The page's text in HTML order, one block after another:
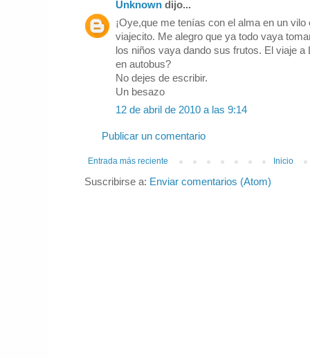
Unknown dijo...
¡Oye,que me tenías con el alma en un
viajecito. Me alegro que ya todo vaya
los niños vaya dando sus frutos. El viaje
en autobus?
No dejes de escribir.
Un besazo
12 de abril de 2010 a las 9:14
Publicar un comentario
Entrada más reciente Inicio
Suscribirse a: Enviar comentarios (Atom)